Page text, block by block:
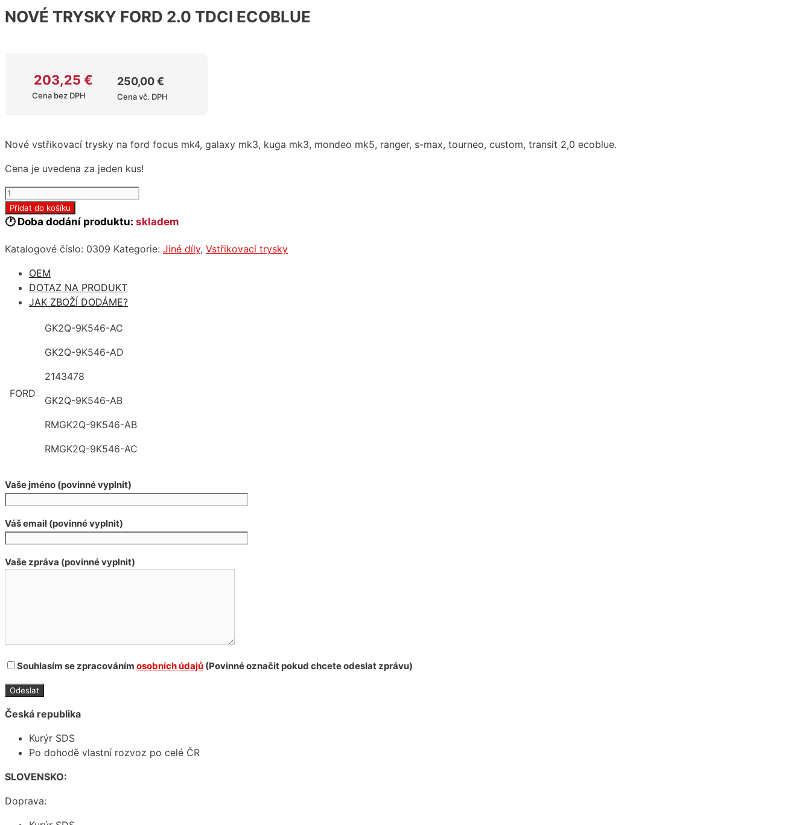
NOVÉ TRYSKY FORD 2.0 TDCI ECOBLUE
203,25 €
Cena bez DPH
250,00€
Cena vč. DPH
Nové vstřikovací trysky na ford focus mk4, galaxy mk3, kuga mk3, mondeo mk5, ranger, s-max, tourneo, custom, transit 2,0 ecoblue.
Cena je uvedena za jeden kus!
NOVÉ
TRYSKY
FORD
TDCI
množství
Přidat do košíku
🕐 Doba dodání produktu: skladem
Katalogové číslo: 0309 Kategorie: Jiné díly, Vstřikovací trysky
OEM
DOTAZ NA PRODUKT
JAK ZBOŽÍ DODÁME?
FORD
GK2Q-9K546-AC
GK2Q-9K546-AD
2143478
GK2Q-9K546-AB
RMGK2Q-9K546-AB
RMGK2Q-9K546-AC
Vaše jméno (povinné vyplnit)
Váš email (povinné vyplnit)
Vaše zpráva (povinné vyplnit)
Souhlasím se zpracováním osobních údajů (Povinné označit pokud chcete odeslat zprávu)
Česká republika
Kurýr SDS
Po dohodě vlastní rozvoz po celé ČR
SLOVENSKO:
Doprava: